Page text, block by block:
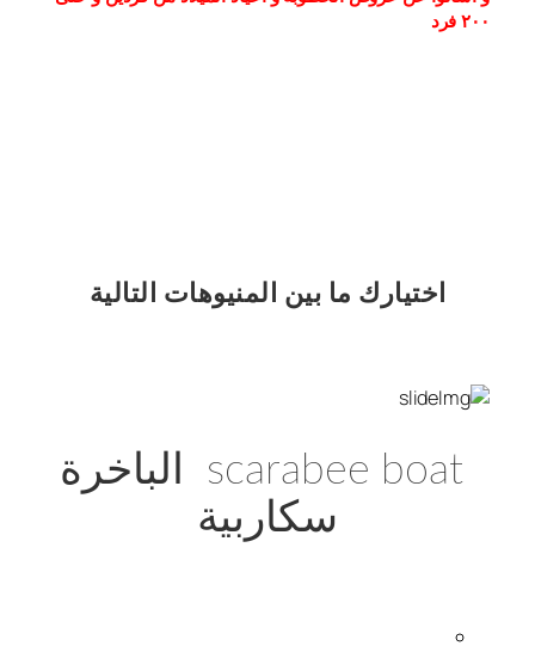
٢٠٠ فرد
اختيارك ما بين المنيوهات التالية
scarabee boat الباخرة
سكاربية